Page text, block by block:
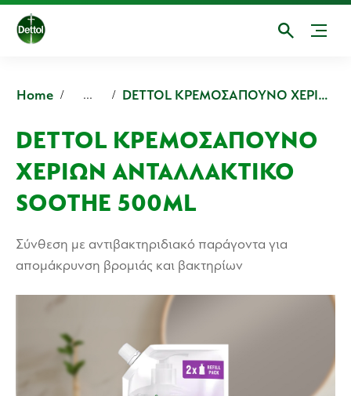
Home ... DETTOL ΚΡΕΜΟΣΑΠΟΥΝΟ ΧΕΡΙΩΝ ΑΝΤΑΛΛΑΚΤΙΚΟ SOOTHE
DETTOL ΚΡΕΜΟΣΑΠΟΥΝΟ
ΧΕΡΙΩΝ ΑΝΤΑΛΛΑΚΤΙΚΟ
SOOTHE 500ML
Σύνθεση με αντιβακτηριδιακό παράγοντα για
απομάκρυνση βρομιάς και βακτηρίων